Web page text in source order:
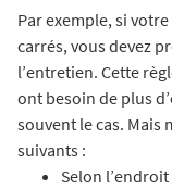
Par exemple, si
carrés, vous devez
l’entretien. Cette
ont besoin de plus
souvent le cas. Mais
suivants :
Selon